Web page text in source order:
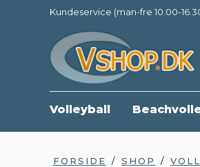
Kundeservice (man-fre 10.00-
Volleyball
FORSIDE / SHOP /